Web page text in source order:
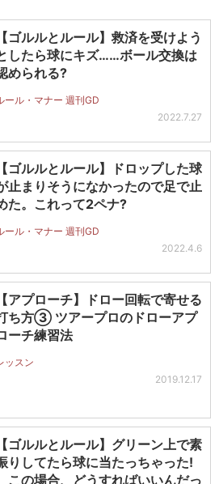
【ゴルルとルール】救済を受けよう
したら球にキズ……ボール交換は
められる?
ール・マナー 週刊GD
2022.7.27
【ゴルルとルール】ドロップした球
止まりそうになかったので足で止
た。これって2ペナ?
ール・マナー 週刊GD
2022.4.6
【アプローチ】ドロー回転で寄せる
ち方③ ツアープロのドローアプ
ーチ練習法
ッスン
2019.12.17
【ゴルルとルール】グリーン上で素
りしてたら球に当たっちゃった!
この場合、どうすればいいんだっ